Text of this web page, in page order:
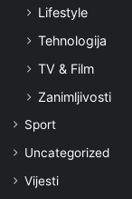
Lifestyle
Tehnologija
TV & Film
Zanimljivosti
Sport
Uncategorized
Vijesti